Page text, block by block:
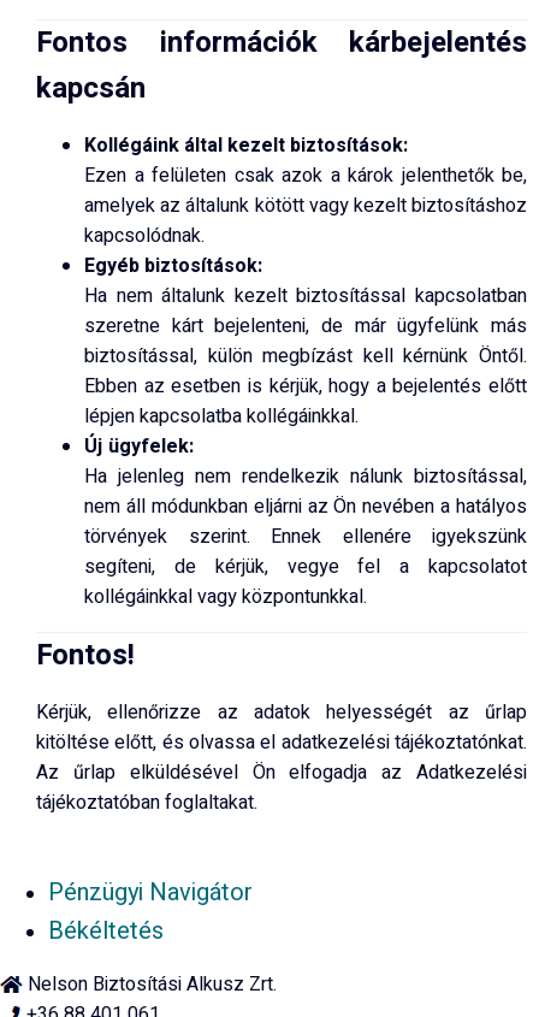
Fontos információk kárbejelentés
kapcsán
Kollégáink által kezelt biztosítások:
Ezen a felületen csak azok a károk jelenthetők be,
amelyek az általunk kötött vagy kezelt biztosításhoz
kapcsolódnak.
Egyéb biztosítások:
Ha nem általunk kezelt biztosítással kapcsolatban
szeretne kárt bejelenteni, de már ügyfelünk más
biztosítással, külön megbízást kell kérnünk Öntől.
Ebben az esetben is kérjük, hogy a bejelentés előtt
lépjen kapcsolatba kollégáinkkal.
Új ügyfelek:
Ha jelenleg nem rendelkezik nálunk biztosítással,
nem áll módunkban eljárni az Ön nevében a hatályos
törvények szerint. Ennek ellenére igyekszünk
segíteni, de kérjük, vegye fel a kapcsolatot
kollégáinkkal vagy központunkkal.
Fontos!
Kérjük, ellenőrizze az adatok helyességét az űrlap
kitöltése előtt, és olvassa el adatkezelési tájékoztatónkat.
Az űrlap elküldésével Ön elfogadja az Adatkezelési
tájékoztatóban foglaltakat.
Pénzügyi Navigátor
Békéltetés
Nelson Biztosítási Alkusz Zrt.